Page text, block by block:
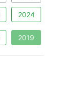
2024
2019